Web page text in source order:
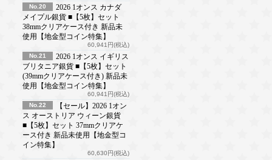
No.20
2026 1オンス カナダ
メイプル銀貨 ■【5枚】セット
38mmクリアケース付き 新品未
使用【地金型コイン特集】
60,941円(税込)
No.21
2026 1オンス イギリス
ブリタニア銀貨 ■【5枚】セット
(39mmクリアケース付き) 新品未
使用【地金型コイン特集】
60,941円(税込)
No.22
【セール】2026 1オン
ス オーストリア ウィーン銀貨
■【5枚】セット 37mmクリアケ
ース付き 新品未使用【地金型コ
イン特集】
60,630円(税込)